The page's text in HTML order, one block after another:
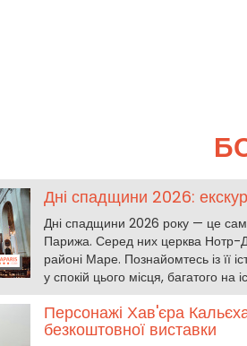
Дні спадщини 2026:
Дні спадщини 2026 року — це
Парижа. Серед них церква Нотр-
районі Маре. Познайомтесь із її
у спокій цього місця, багатого на
Персонажі Хав'єра
безкоштовної виставки